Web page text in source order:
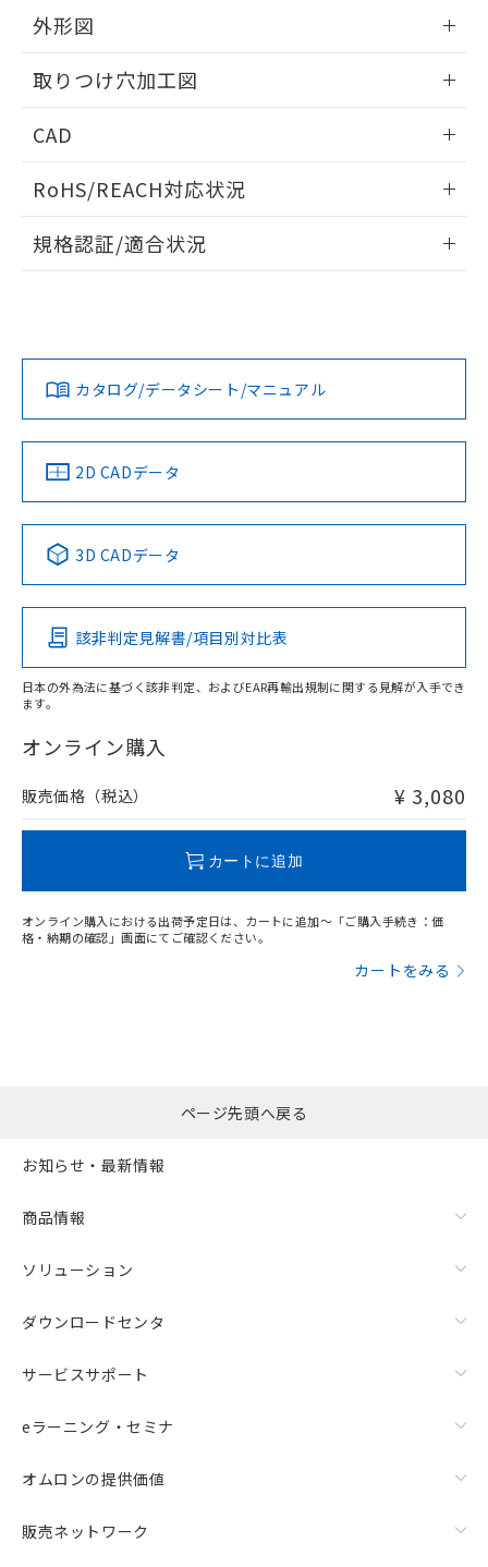
外形図
取りつけ穴加工図
CAD
ドすることができます。
ログイン/会員登録
ダウンロードデータをご利用いただく前に、以下を必ずお読
みください。
ソフトウェアの使用条件
RoHS/REACH対応状況
EU RoHS 注意事項・凡例
対応済み
中国 RoHS 注意事項・凡例
Pb Hg Cd Cr(VI)
O
在庫等で未対応品が混在する可能性があります。
問い合わせください。
規格認証/適合状況
カタログ/データシート/マニュアル
2D CADデータ
3D CADデータ
該非判定見解書/項目別対比表
日本の外為法に基づく該非判定、およびEAR再輸出規制に関する見解が入手でき
ます。
オンライン購入
販売価格（税込） ¥ 3,080
カートに追加
オンライン購入における出荷予定日は、カートに追加～「ご購入手続き：価
格・納期の確認」画面にてご確認ください。
カートをみる
り、2022年1月12日より割愛しておりま
す。
ページ先頭へ戻る
お知らせ・最新情報
商品情報
ソリューション
ダウンロードセンタ
サービスサポート
eラーニング・セミナ
オムロンの提供価値
販売ネットワーク